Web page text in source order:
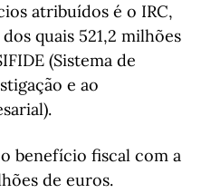
atribuídos é o IRC,
quais 521,2 milhões
(Sistema de
e ao
benefício fiscal com a
de euros.